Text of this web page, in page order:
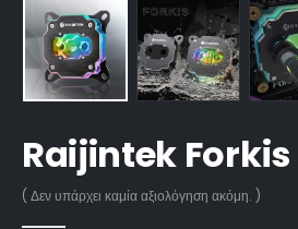
Raijintek Forkis
( Δεν υπάρχει καμία αξιολόγηση ακόμη. )